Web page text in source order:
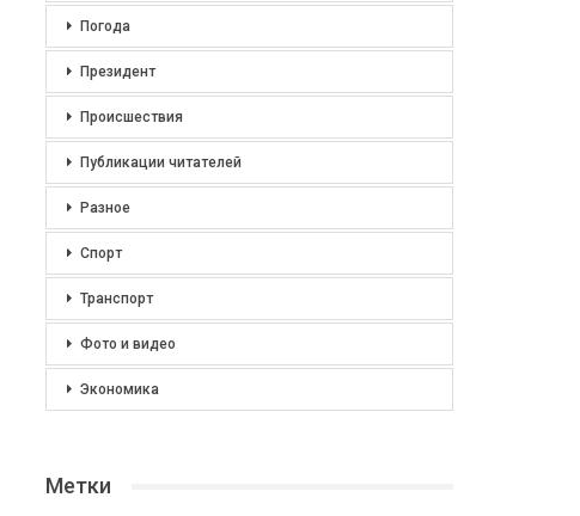
Погода
Президент
Происшествия
Публикации читателей
Разное
Спорт
Транспорт
Фото и видео
Экономика
Метки